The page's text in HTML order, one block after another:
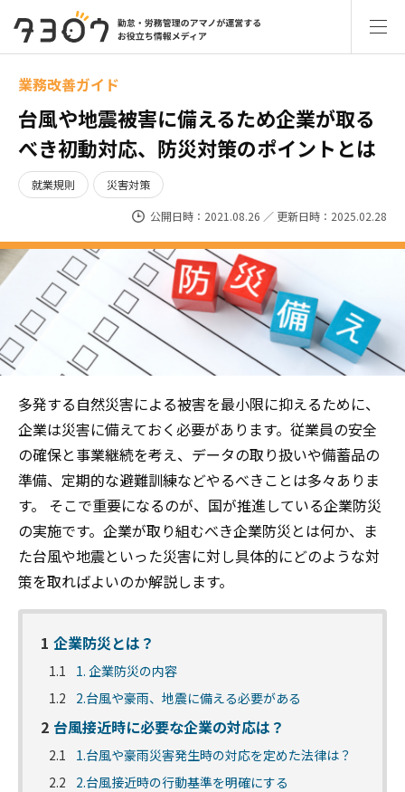
業務改善ガイド
台風や地震被害に備えるため企業が取る
べき初動対応、防災対策のポイントとは
就業規則 災害対策
公開日時：2021.08.26 ／ 更新日時：2025.02.28
多発する自然災害による被害を最小限に抑えるために、
企業は災害に備えておく必要があります。従業員の安全
の確保と事業継続を考え、データの取り扱いや備蓄品の
準備、定期的な避難訓練などやるべきことは多々ありま
す。 そこで重要になるのが、国が推進している企業防災
の実施です。企業が取り組むべき企業防災とは何か、ま
た台風や地震といった災害に対し具体的にどのような対
策を取ればよいのか解説します。
1 企業防災とは？
1.1
1. 企業防災の内容
1.2
2.台風や豪雨、地震に備える必要がある
2 台風接近時に必要な企業の対応は？
2.1
1.台風や豪雨災害発生時の対応を定めた法律は？
2.2
2.台風接近時の行動基準を明確にする